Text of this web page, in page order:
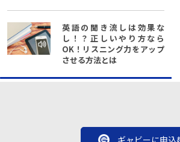
英語の聞き流しは効果な
し！？正しいやり方なら
OK！リスニング力をアップ
させる方法とは